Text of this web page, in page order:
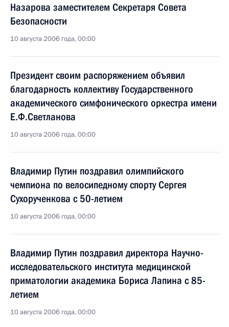
Назарова заместителем Секретаря Совета
Безопасности
10 августа 2006 года, 00:00
Президент своим распоряжением объявил
благодарность коллективу Государственного
академического симфонического оркестра имени
Е.Ф.Светланова
10 августа 2006 года, 00:00
Владимир Путин поздравил олимпийского
чемпиона по велосипедному спорту Сергея
Сухорученкова с 50-летием
10 августа 2006 года, 00:00
Владимир Путин поздравил директора Научно-
исследовательского института медицинской
приматологии академика Бориса Лапина с 85-
летием
10 августа 2006 года, 00:00